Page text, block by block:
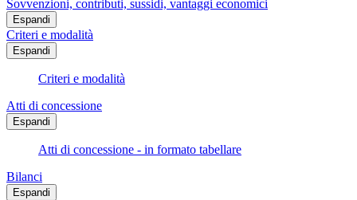
Sovvenzioni, contributi, sussidi, vantaggi economici
Espandi
Criteri e modalità
Espandi
Criteri e modalità
Atti di concessione
Espandi
Atti di concessione - in formato tabellare
Bilanci
Espandi